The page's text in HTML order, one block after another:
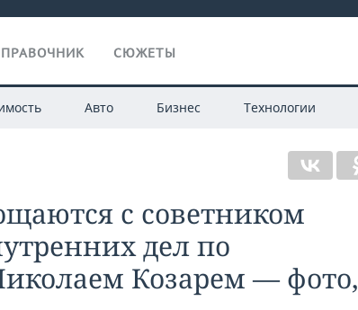
СЮЖЕТЫ
Авто Бизнес Технологии
с советником
дел по
Козарем — фото,